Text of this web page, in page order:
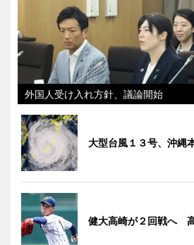
外国人受け入れ方針、議論開始
大型台風１３号、沖縄
健大高崎が２回戦へ